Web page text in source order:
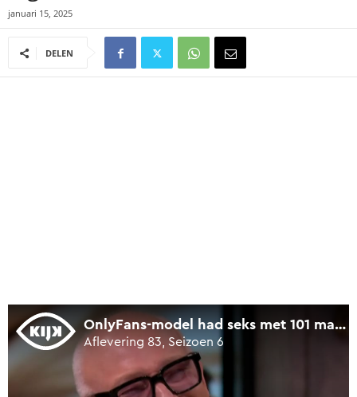
januari 15, 2025
DELEN